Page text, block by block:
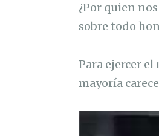
¿Por quien
sobre todo
Para ejercer
mayoría